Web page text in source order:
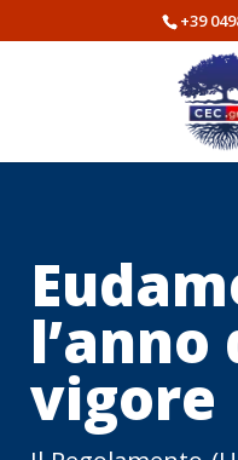
+39
vigore